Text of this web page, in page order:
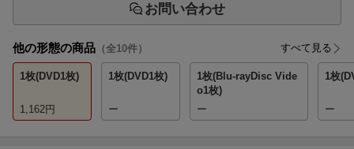
お問い合わせ
他の形態の商品 （全10件） すべて見る
1枚(DVD1枚)
1,162円
1枚(DVD1枚)
ー
1枚(Blu-rayDisc Vide
o1枚)
ー
1枚
ー